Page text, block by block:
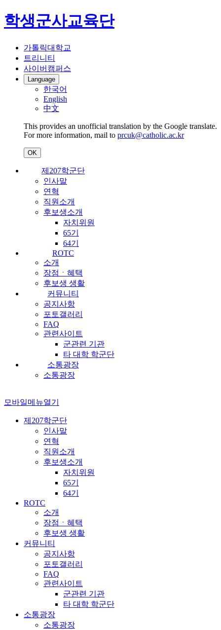
학생군사교육단
가톨릭대학교
트리니티
사이버캠퍼스
Language
한국어
English
中文
This provides an unofficial translation by the Google translate.
For more information, mail to prcuk@catholic.ac.kr
OK
제207학군단
인사말
연혁
직원소개
후보생소개
자치위원
65기
64기
ROTC
소개
장점ㆍ혜택
후보생 생활
커뮤니티
공지사항
포토갤러리
FAQ
관련사이트
군관련 기관
타 대학 학군단
소통광장
소통광장
모바일메뉴열기
제207학군단
인사말
연혁
직원소개
후보생소개
자치위원
65기
64기
ROTC
소개
장점ㆍ혜택
후보생 생활
커뮤니티
공지사항
포토갤러리
FAQ
관련사이트
군관련 기관
타 대학 학군단
소통광장
소통광장